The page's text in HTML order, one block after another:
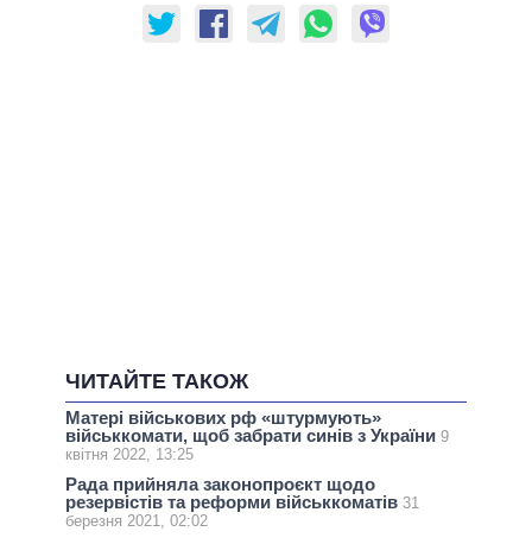
ЧИТАЙТЕ ТАКОЖ
Матері військових рф «штурмують»
військкомати, щоб забрати синів з України 9
квітня 2022, 13:25
Рада прийняла законопроєкт щодо
резервістів та реформи військкоматів 31
березня 2021, 02:02